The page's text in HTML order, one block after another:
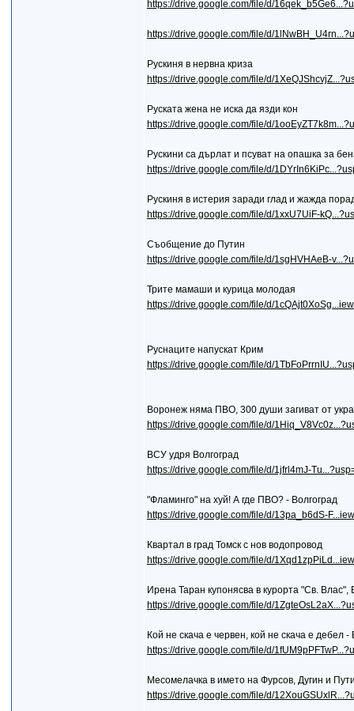
https://drive.google.com/file/d/
https://drive.google.com/file/d/
Рускиня в нервна криза
https://drive.google.com/file/d/
Руската жена не иска да язди кон
https://drive.google.com/file/d/
Рускини са дърлат и псуват на опашка за
https://drive.google.com/file/d/
Рускиня в истерия заради глад и жажда
https://drive.google.com/file/d/1xxU7UiF-
Съобщение до Путин
https://drive.google.com/file/d/1sgHVHAeB-
Трите мамаши и курица молодая
https://drive.google.com/file/d/
Руснаците напускат Крим
https://drive.google.com/file/d/
Воронеж няма ПВО, 300 души загиват от
https://drive.google.com/file/d/
ВСУ удря Волгоград
https://drive.google.com/file/d/1jfrl4mJ-
"Фламинго" на хуй! А где ПВО? - Волгоград
https://drive.google.com/file/d/13pa_b6dS-
Квартал в град Томск с нов водопровод
https://drive.google.com/file/d/
Ирена Таран купонясва в курорта "Св. Влас",
https://drive.google.com/file/d/
Кой не скача е червен, кой не скача е дебел
https://drive.google.com/file/d/
Месомелачка в името на Фурсов, Дугин и
https://drive.google.com/file/d/